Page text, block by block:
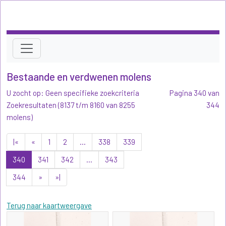
Bestaande en verdwenen molens
U zocht op: Geen specifieke zoekcriteria
Zoekresultaten (8137 t/m 8160 van 8255
molens)
|« « 1 2 ... 338
339
340
341 342 ...
343
344
» »|
Terug naar kaartweergave
Pagina 340 van
344